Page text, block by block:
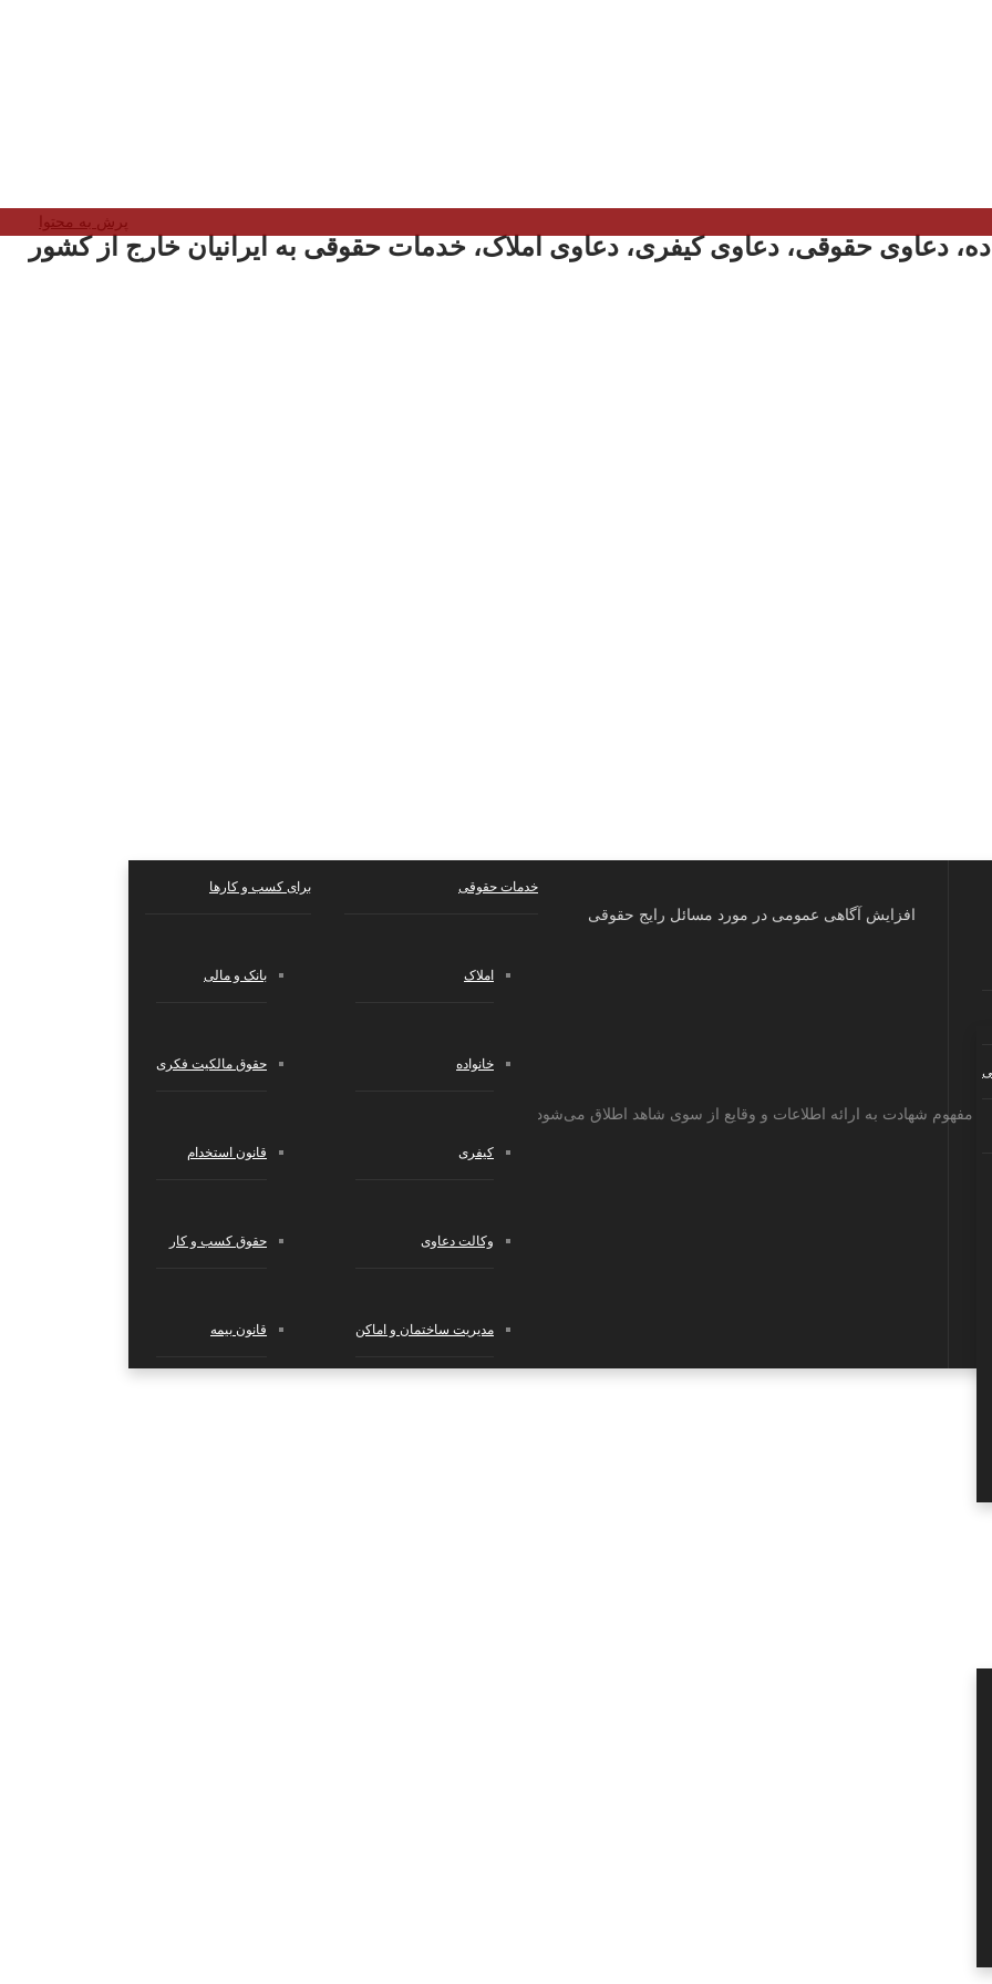
دعاوی حقوقی، دعاوی کیفری، دعاوی املاک، خدمات حقوقی به ایرانیان خارج از کشور
پرش به محتوا
برای کسب و کارها
بانک و مالی
حقوق مالکیت فکری
قانون استخدام
حقوق کسب‌ و کار
قانون بیمه
خدمات حقوقی
املاک
خانواده
کیفری
وکالت دعاوی
مدیریت ساختمان و اماکن
افزایش آگاهی عمومی در مورد مسائل رایج حقوقی
مفهوم شهادت به ارائه اطلاعات و وقایع از سوی شاهد اطلاق می‌شود که باید براساس...